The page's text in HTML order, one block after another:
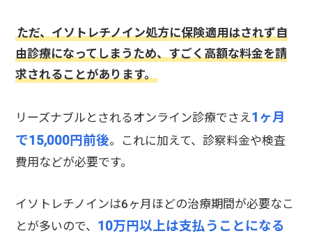
ただ、イソトレチノイン処方に保険適用はされず自
由診療になってしまうため、すごく高額な料金を請
求されることがあります。
リーズナブルとされるオンライン診療でさえ1ヶ月
で15,000円前後。これに加えて、診察料金や検査
費用などが必要です。
イソトレチノインは6ヶ月ほどの治療期間が必要なこ
とが多いので、 10万円以上は支払うことになる